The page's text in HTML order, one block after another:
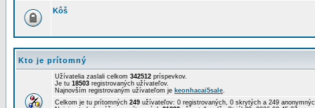
Kôš
Kto je prítomný
Užívatelia zaslali celkom 342512 príspevkov.
Je tu 18503 registrovaných užívateľov.
Najnovším registrovaným užívateľom je keonhacai5sale.
Celkom je tu prítomných 249 užívateľov: 0 registrovaných, 0 skrytých a 249